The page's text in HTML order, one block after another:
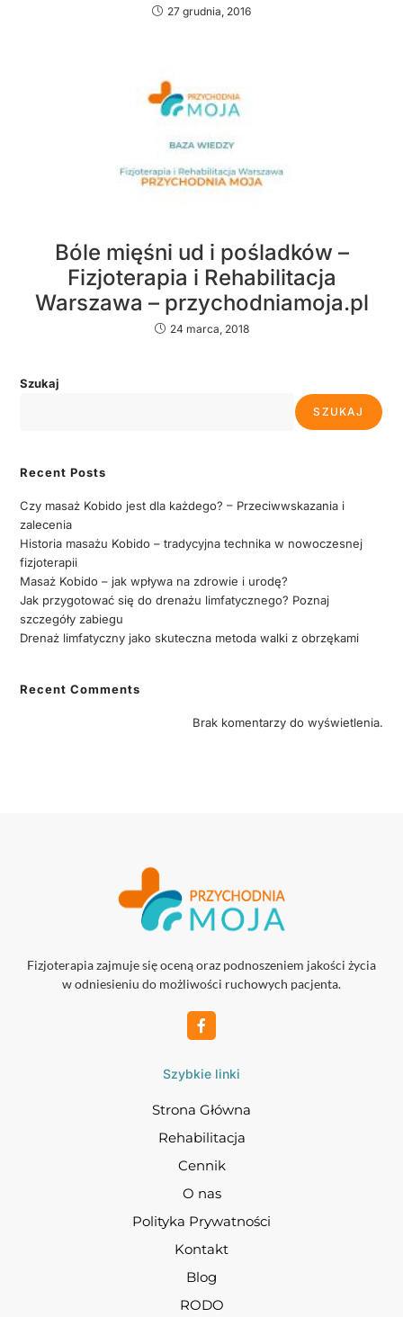
27 grudnia, 2016
Bóle mięśni ud i pośladków –
Fizjoterapia i Rehabilitacja
Warszawa – przychodniamoja.pl
24 marca, 2018
Szukaj
SZUKAJ
Recent Posts
Czy masaż Kobido jest dla każdego? – Przeciwwskazania i
zalecenia
Historia masażu Kobido – tradycyjna technika w nowoczesnej
fizjoterapii
Masaż Kobido – jak wpływa na zdrowie i urodę?
Jak przygotować się do drenażu limfatycznego? Poznaj
szczegóły zabiegu
Drenaż limfatyczny jako skuteczna metoda walki z obrzękami
Recent Comments
Brak komentarzy do wyświetlenia.
Fizjoterapia zajmuje się oceną oraz podnoszeniem jakości życia
w odniesieniu do możliwości ruchowych pacjenta.
Szybkie linki
Strona Główna
Rehabilitacja
Cennik
O nas
Polityka Prywatności
Kontakt
Blog
RODO